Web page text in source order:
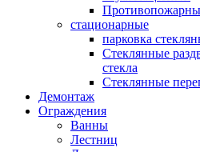
стационарные
парковка
Стеклянные
стекла
Стеклянные
Демонтаж
Ограждения
Ванны
Лестниц